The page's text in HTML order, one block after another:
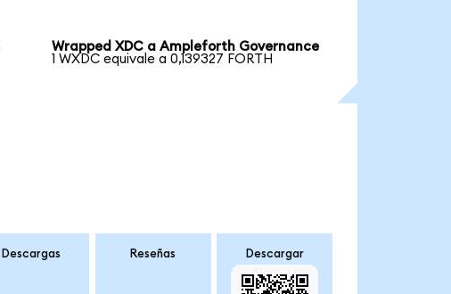
Wrapped XDC a Ampleforth Governance
1 WXDC equivale a 0,139327 FORTH
Descargas Reseñas Descargar